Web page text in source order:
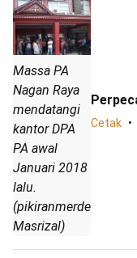
Massa PA
Nagan Raya
mendatangi
kantor DPA
PA awal
Januari 2018
lalu.
(pikiranmerdeka.co/
Masrizal)
Cetak